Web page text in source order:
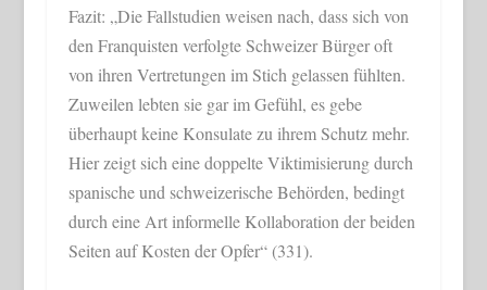
Fazit: „Die Fallstudien weisen nach, dass sich von
den Franquisten verfolgte Schweizer Bürger oft
von ihren Vertretungen im Stich gelassen fühlten.
Zuweilen lebten sie gar im Gefühl, es gebe
überhaupt keine Konsulate zu ihrem Schutz mehr.
Hier zeigt sich eine doppelte Viktimisierung durch
spanische und schweizerische Behörden, bedingt
durch eine Art informelle Kollaboration der beiden
Seiten auf Kosten der Opfer“ (331).